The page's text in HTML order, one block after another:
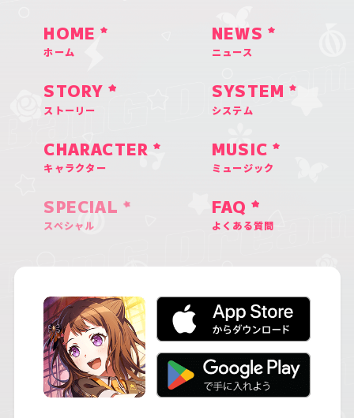
HOME
ホーム
NEWS
ニュース
STORY
ストーリー
SYSTEM
システム
CHARACTER
キャラクター
MUSIC
ミュージック
SPECIAL
スペシャル
FAQ
よくある質問